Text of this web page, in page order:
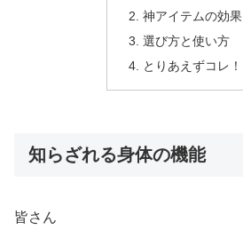
神アイテムの効果
選び方と使い方
とりあえずコレ！
知らざれる身体の機能
皆さん